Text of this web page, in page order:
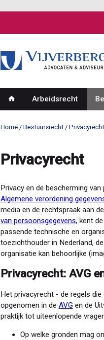
Hoofdnavigatie
Arbeidsrecht
Home Bestuursrecht Privacyrecht
Privacyrecht
Privacy en de bescherming
Algemene verordening
media en de rechtspraak aan
van persoonsgegevens, kent
passende technische en
toezichthouder in Nederland, de
organisatie kan behoorlijke
Privacyrecht: AVG
Het privacyrecht - de regels
opgenomen in de AVGen de
praktijk tot uiteenlopende
Op welke gronden mag